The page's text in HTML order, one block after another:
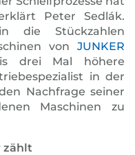
Peter Sedlák.
die Stückzahlen
von JUNKER
drei Mal höhere
in der
Nachfrage seiner
Maschinen zu
zählt